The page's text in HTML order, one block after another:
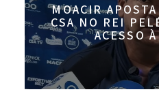
MOACIR
CSA NO REI
ACESSO